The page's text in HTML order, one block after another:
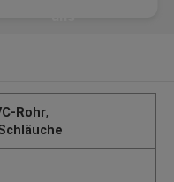
Rohr,